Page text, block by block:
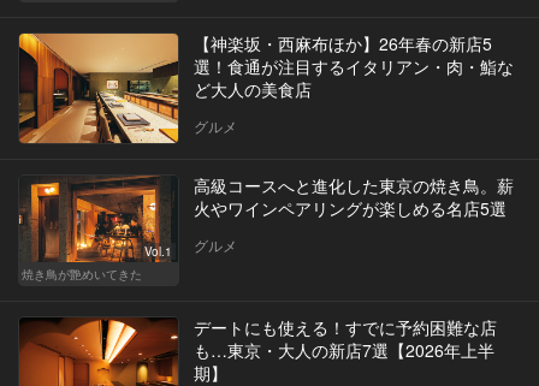
【神楽坂・西麻布ほか】26年春の新店5
選！食通が注目するイタリアン・肉・鮨な
ど大人の美食店
グルメ
Vol.1
焼き鳥が艶めいてきた
高級コースへと進化した東京の焼き鳥。薪
火やワインペアリングが楽しめる名店5選
グルメ
デートにも使える！すでに予約困難な店
も…東京・大人の新店7選【2026年上半
期】